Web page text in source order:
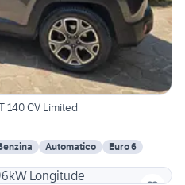
Jeep Renegade 1.4 MultiAir DDCT 140 CV Limited
Automatico
Euro 6